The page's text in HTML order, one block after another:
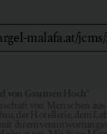
malafa.at/